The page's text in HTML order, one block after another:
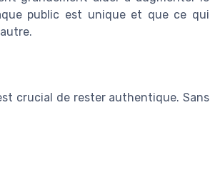
public est unique et que ce qui
crucial de rester authentique. Sans